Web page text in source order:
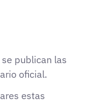
publican las
oficial.
estas